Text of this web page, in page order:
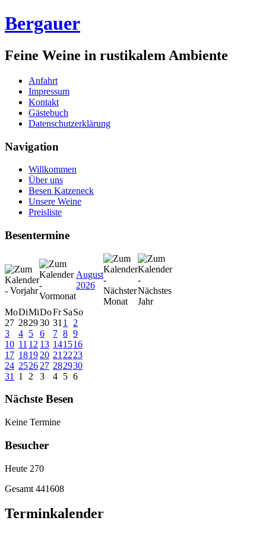
Bergauer
Feine Weine in rustikalem Ambiente
Anfahrt
Impressum
Kontakt
Gästebuch
Datenschutzerklärung
Navigation
Willkommen
Über uns
Besen Katzeneck
Unsere Weine
Preisliste
Besentermine
August
2026
MoDiMiDoFr SaSo
27 282930 31 1
2
3
4 5 6 7 8 9
10 11 12 13 141516
17 1819 20 21 2223
24 2526 27 282930
31
1 2 3 4 5 6
Nächste Besen
Keine Termine
Besucher
Heute 270
Gesamt 441608
Terminkalender